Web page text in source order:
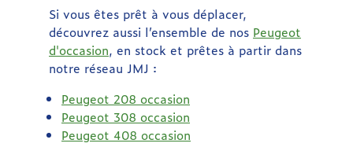
Si vous êtes prêt à vous déplacer,
découvrez aussi l’ensemble de nos Peugeot
d'occasion, en stock et prêtes à partir dans
notre réseau JMJ :
Peugeot 208 occasion
Peugeot 308 occasion
Peugeot 408 occasion